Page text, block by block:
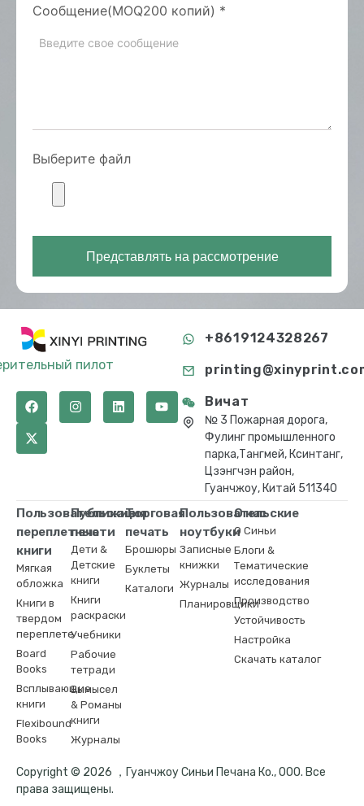
Сообщение(MOQ200 копий) *
Выберите файл
Представлять на рассмотрение
пилот
+8619124328267
Вичат
№ 3 Пожарная дорога,
Фулинг промышленного
парка,Тангмей, Ксинтанг,
Цзэнгчэн район,
Гуанчжоу, Китай 511340
Пользовательские
переплетные
книги
Мягкая
обложка
Книги в
твердом
переплете
Board
Books
Всплывающие
книги
Flexibound
Books
Публикация
печати
Дети &
Детские
книги
Книги
раскраски
Учебники
Рабочие
тетради
Вымысел
& Романы
книги
Журналы
Торговая
печать
Брошюры
Буклеты
Каталоги
Пользовательские
ноутбуки
Записные
книжки
Журналы
Планировщики
О нас
О Синьи
Блоги &
Тематические
исследования
Производство
Устойчивость
Настройка
Скачать каталог
Copyright © 2026 ，Гуанчжоу Синьи Печана Ко., ООО. Все
права защищены.